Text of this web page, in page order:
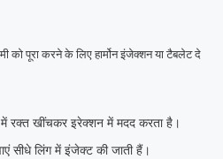
को पूरा करने के लिए हार्मोन इंजेक्शन या टैबलेट दे
रक्त खींचकर इरेक्शन में मदद करता है।
सीधे लिंग में इंजेक्ट की जाती हैं।